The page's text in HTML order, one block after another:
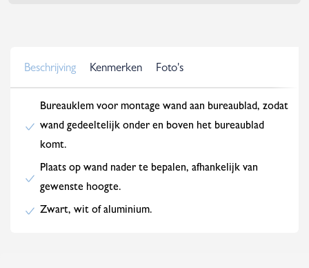
Beschrijving Kenmerken Foto's
Bureauklem voor montage wand aan bureaublad, zodat
wand gedeeltelijk onder en boven het bureaublad
komt.
Plaats op wand nader te bepalen, afhankelijk van
gewenste hoogte.
Zwart, wit of aluminium.